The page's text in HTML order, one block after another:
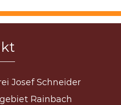
Josef Schneider
Rainbach